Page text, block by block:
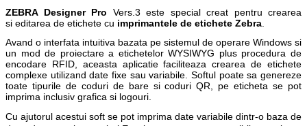
ZEBRA Designer Pro Vers.3 este special creat pentru crearea
si editarea de etichete cu imprimantele de etichete Zebra
Avand o interfata intuitiva bazata pe sistemul de operare Windows si
un mod de proiectare a etichetelor WYSIWYG plus procedura de
encodare RFID, aceasta aplicatie faciliteaza crearea de etichete
complexe utilizand date fixe sau variabile. Softul poate sa genereze
toate tipurile de coduri de bare si coduri QR, pe eticheta se pot
imprima inclusiv grafica si logouri.
Cu ajutorul acestui soft se pot imprima date variabile dintr-o baza de